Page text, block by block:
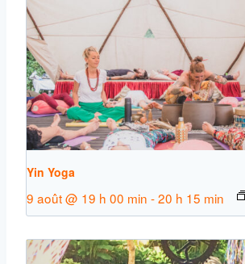
Yin Yoga
9 août @ 19 h 00 min -20 h 15 min